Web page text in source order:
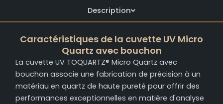
Description
Caractéristiques de la cuvette UV Micro
Quartz avec bouchon
La cuvette UV TOQUARTZ® Micro Quartz avec
bouchon associe une fabrication de précision à un
matériau en quartz de haute pureté pour offrir des
performances exceptionnelles en matière d'analyse